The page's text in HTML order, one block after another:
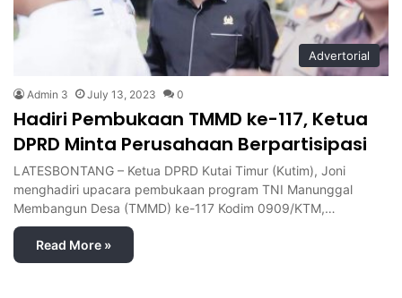
Advertorial
Admin 3 July 13, 2023 0
Hadiri Pembukaan TMMD ke-117, Ketua
DPRD Minta Perusahaan Berpartisipasi
LATESBONTANG – Ketua DPRD Kutai Timur (Kutim), Joni
menghadiri upacara pembukaan program TNI Manunggal
Membangun Desa (TMMD) ke-117 Kodim 0909/KTM,…
Read More »